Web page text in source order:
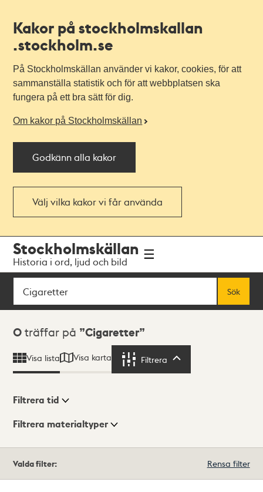
Kakor på stockholmskallan
.stockholm.se
På Stockholmskällan använder vi kakor, cookies, för att
sammanställa statistik och för att webbplatsen ska
fungera på ett bra sätt för dig.
Om kakor på Stockholmskällan
Godkänn alla kakor
Välj vilka kakor vi får använda
navigationen
huvudinnehållet
Stockholmskällan
Historia i ord, ljud och bild
Sök
Sök
Sökresultat
0 träffar på Cigaretter
Visa lista Visa karta Filtrera
Visningsläge
Filtrera tid
Filtrera materialtyper
träffar
Valda filter: Rensa filter